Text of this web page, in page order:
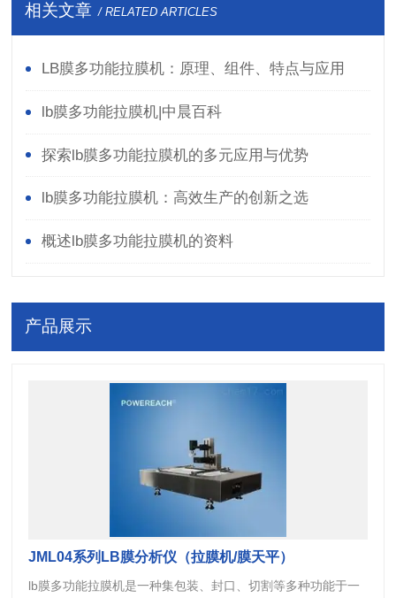
相关文章 / RELATED ARTICLES
LB膜多功能拉膜机：原理、组件、特点与应用
lb膜多功能拉膜机|中晨百科
探索lb膜多功能拉膜机的多元应用与优势
lb膜多功能拉膜机：高效生产的创新之选
概述lb膜多功能拉膜机的资料
产品展示
JML04系列LB膜分析仪（拉膜机/膜天平）
lb膜多功能拉膜机是一种集包装、封口、切割等多种功能于一